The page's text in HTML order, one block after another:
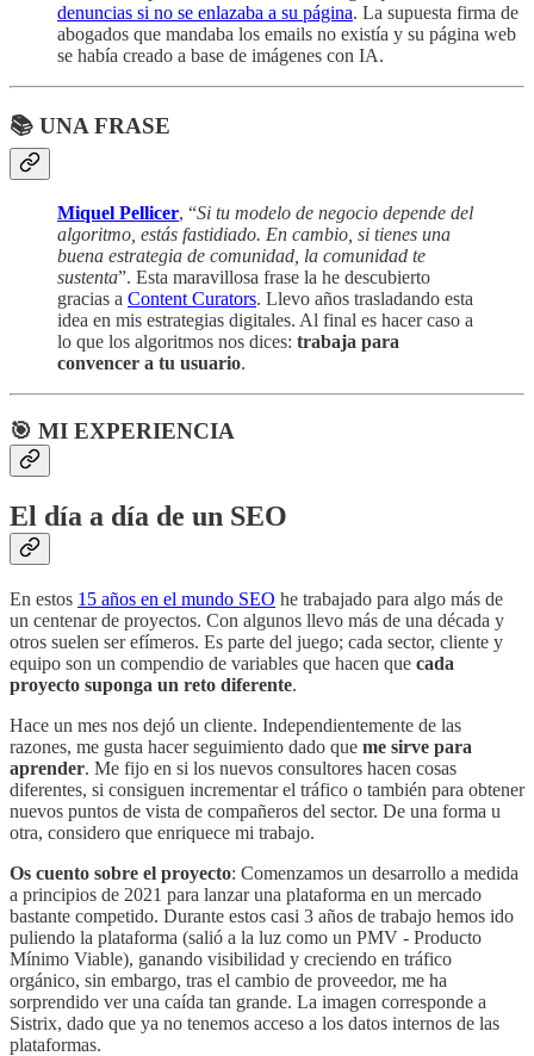
denuncias si no se enlazaba a su página. La supuesta firma de
abogados que mandaba los emails no existía y su página web
se había creado a base de imágenes con IA.
📚 UNA FRASE
Miquel Pellicer, “Si tu modelo de negocio depende del
algoritmo, estás fastidiado. En cambio, si tienes una
buena estrategia de comunidad, la comunidad te
sustenta”. Esta maravillosa frase la he descubierto
gracias a Content Curators. Llevo años trasladando esta
idea en mis estrategias digitales. Al final es hacer caso a
lo que los algoritmos nos dices: trabaja para
convencer a tu usuario.
🎯 MI EXPERIENCIA
El día a día de un SEO
En estos 15 años en el mundo SEO he trabajado para algo más de
un centenar de proyectos. Con algunos llevo más de una década y
otros suelen ser efímeros. Es parte del juego; cada sector, cliente y
equipo son un compendio de variables que hacen que cada
proyecto suponga un reto diferente.
Hace un mes nos dejó un cliente. Independientemente de las
razones, me gusta hacer seguimiento dado que me sirve para
aprender. Me fijo en si los nuevos consultores hacen cosas
diferentes, si consiguen incrementar el tráfico o también para obtener
nuevos puntos de vista de compañeros del sector. De una forma u
otra, considero que enriquece mi trabajo.
Os cuento sobre el proyecto: Comenzamos un desarrollo a medida
a principios de 2021 para lanzar una plataforma en un mercado
bastante competido. Durante estos casi 3 años de trabajo hemos ido
puliendo la plataforma (salió a la luz como un PMV - Producto
Mínimo Viable), ganando visibilidad y creciendo en tráfico
orgánico, sin embargo, tras el cambio de proveedor, me ha
sorprendido ver una caída tan grande. La imagen corresponde a
Sistrix, dado que ya no tenemos acceso a los datos internos de las
plataformas.